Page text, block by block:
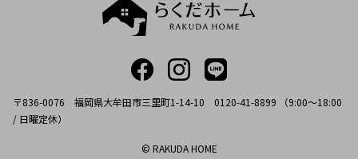
〒836-0076 福岡県大牟田市三里町1-14-10 0120-41-8899 （9:00～18:00
/ 日曜定休）
© RAKUDA HOME